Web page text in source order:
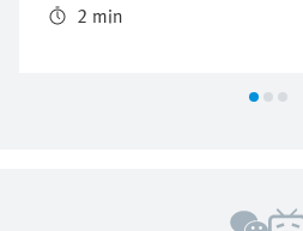
系统，而不会发生任何碰撞。
2 min